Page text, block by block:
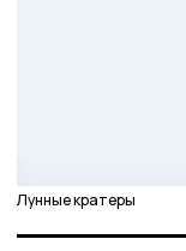
Лунные кратеры